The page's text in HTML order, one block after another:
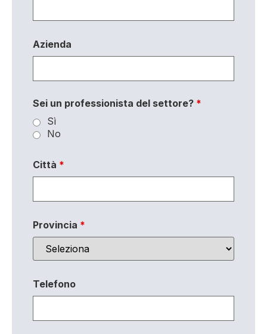
Azienda
Sei un professionista del settore? *
Sì
No
Città *
Provincia *
Telefono